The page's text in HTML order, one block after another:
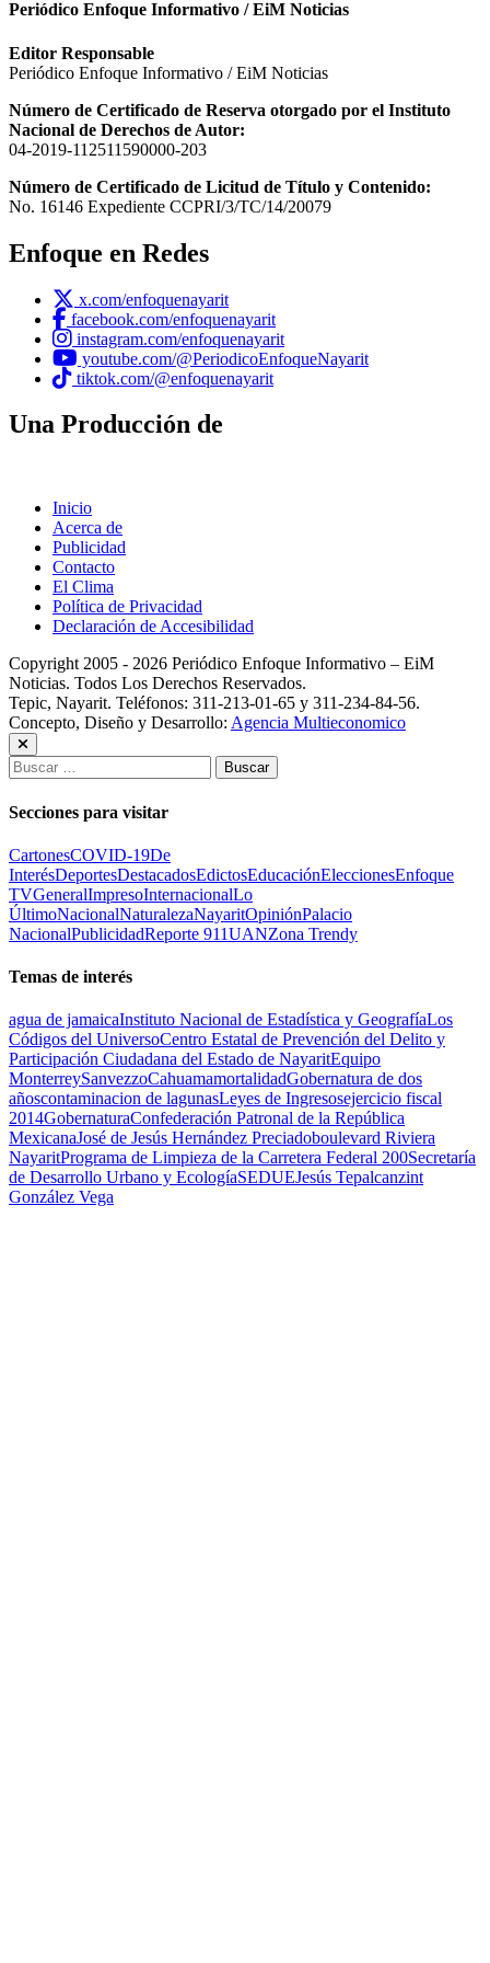
Periódico Enfoque Informativo / EiM Noticias
Editor Responsable
Periódico Enfoque Informativo / EiM Noticias
Número de Certificado de Reserva otorgado por el Instituto
Nacional de Derechos de Autor:
04-2019-112511590000-203
Número de Certificado de Licitud de Título y Contenido:
No. 16146 Expediente CCPRI/3/TC/14/20079
Enfoque en Redes
x.com/enfoquenayarit
facebook.com/enfoquenayarit
instagram.com/enfoquenayarit
youtube.com/@PeriodicoEnfoqueNayarit
tiktok.com/@enfoquenayarit
Una Producción de
Inicio
Acerca de
Publicidad
Contacto
El Clima
Política de Privacidad
Declaración de Accesibilidad
Copyright 2005 - 2026 Periódico Enfoque Informativo – EiM
Noticias. Todos Los Derechos Reservados.
Tepic, Nayarit. Teléfonos: 311-213-01-65 y 311-234-84-56.
Concepto, Diseño y Desarrollo: Agencia Multieconomico
Buscar:
Secciones para visitar
CartonesCOVID-19De
InterésDeportesDestacadosEdictosEducaciónEleccionesEnfoque
TVGeneralImpresoInternacionalLo
ÚltimoNacionalNaturalezaNayaritOpiniónPalacio
NacionalPublicidadReporte 911UANZona Trendy
Temas de interés
agua de jamaicaInstituto Nacional de Estadística y GeografíaLos
Códigos del UniversoCentro Estatal de Prevención del Delito y
Participación Ciudadana del Estado de NayaritEquipo
MonterreySanvezzoCahuamamortalidadGobernatura de dos
añoscontaminacion de lagunasLeyes de Ingresosejercicio fiscal
2014GobernaturaConfederación Patronal de la República
MexicanaJosé de Jesús Hernández Preciadoboulevard Riviera
NayaritPrograma de Limpieza de la Carretera Federal 200Secretaría
de Desarrollo Urbano y EcologíaSEDUEJesús Tepalcanzint
González Vega